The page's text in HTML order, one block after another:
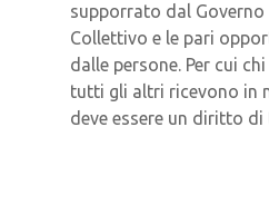
supporrato dal Governo
Collettivo e le pari
dalle persone. Per cui
tutti gli altri ricevono in
deve essere un diritto